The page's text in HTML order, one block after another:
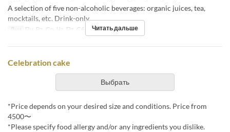
A selection of five non-alcoholic beverages: organic juices, tea,
mocktails, etc. Drink-only.
Дни Пн, Вт, Ср, Чт, Пт, Сб Читать дальше
Celebration cake
Выбрать
*Price depends on your desired size and conditions. Price from
4500〜
*Please specify food allergy and/or any ingredients you dislike.